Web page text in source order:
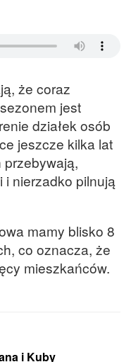
że coraz
jest
działek osób
jeszcze kilka lat
przebywają,
i nierzadko pilnują
mamy blisko 8
co oznacza, że
mieszkańców.
i Kuby